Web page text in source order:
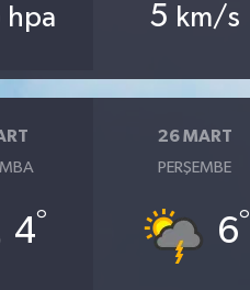
hpa 5 km/s
4°
26 MART
PERŞEMBE
6°